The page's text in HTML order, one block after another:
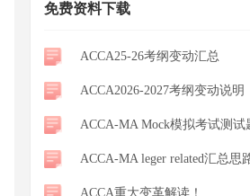
免费资料下载
ACCA25-26考纲变动汇总
ACCA2026-2027考纲变动说明
ACCA-MA Mock模拟考试测试
ACCA重大变革解读！